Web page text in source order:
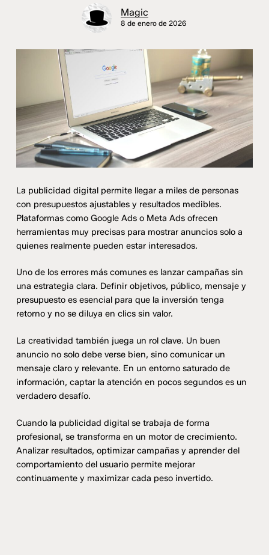
Magic
8 de enero de 2026
La publicidad digital permite llegar a miles de personas
con presupuestos ajustables y resultados medibles.
Plataformas como Google Ads o Meta Ads ofrecen
herramientas muy precisas para mostrar anuncios solo a
quienes realmente pueden estar interesados.
Uno de los errores más comunes es lanzar campañas sin
una estrategia clara. Definir objetivos, público, mensaje y
presupuesto es esencial para que la inversión tenga
retorno y no se diluya en clics sin valor.
La creatividad también juega un rol clave. Un buen
anuncio no solo debe verse bien, sino comunicar un
mensaje claro y relevante. En un entorno saturado de
información, captar la atención en pocos segundos es un
verdadero desafío.
Cuando la publicidad digital se trabaja de forma
profesional, se transforma en un motor de crecimiento.
Analizar resultados, optimizar campañas y aprender del
comportamiento del usuario permite mejorar
continuamente y maximizar cada peso invertido.